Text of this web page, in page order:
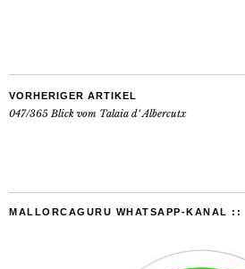
VORHERIGER ARTIKEL
047/365 Blick vom Talaia d‘ Albercutx
MALLORCAGURU WHATSAPP-KANAL ::